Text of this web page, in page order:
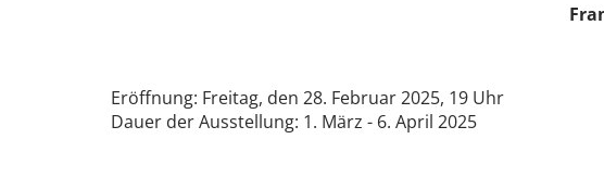
Eröffnung: Freitag, den 28. Februar 2025, 19 Uhr
Dauer der Ausstellung: 1. März - 6. April 2025